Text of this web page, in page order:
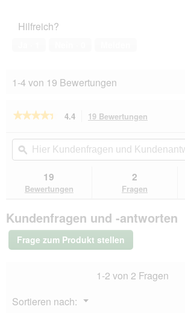
5
Hilfreich?
1-4 von 19 Bewertungen
★★★★★
★★★★★
5
lesen
MultiFit
2x300
g
4.4 19 Bewertungen
Aktion
navigierst
du
Hier
Kundenfragen
und
Kundenantworten
durchsuchen
ϙ
19
Bewertungen
2
Fragen
Kundenfragen und -antworten
Frage zum Produkt stellen
1-2 von 2 Fragen
Sortieren nach:
▼
Menü